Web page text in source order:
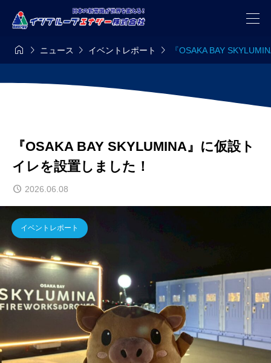
  ニュース  イベントレポート  『OSAKA BAY
『OSAKA BAY SKYLUMINA』に仮設ト
イレを設置しました！
2026.06.08
イベントレポート